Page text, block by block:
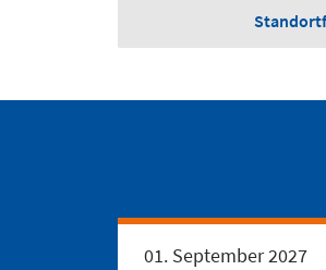
01. September 2027